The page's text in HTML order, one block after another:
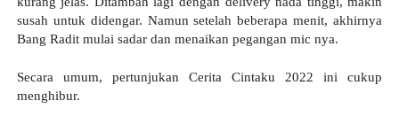
susah untuk didengar. Namun setelah beberapa menit, akhirnya
Bang Radit mulai sadar dan menaikan pegangan mic nya.
Secara umum, pertunjukan Cerita Cintaku 2022 ini cukup
menghibur.